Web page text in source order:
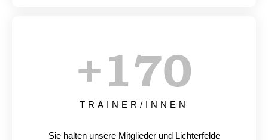
TRAINER/INNEN
+170
Sie halten unsere Mitglieder und Lichterfelde